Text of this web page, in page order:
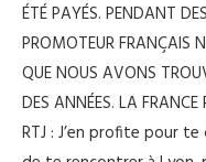
ÉTÉ PAYÉS. PENDANT
PROMOTEUR FRANÇAIS
QUE NOUS AVONS
DES ANNÉES. LA FRANCE
RTJ : J’en profite pour